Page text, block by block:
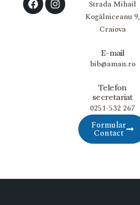
Strada Mihail
Kogălniceanu 9,
Craiova
E-mail
bib@aman.ro
Telefon
secretariat
0251-532 267
Formular
Contact